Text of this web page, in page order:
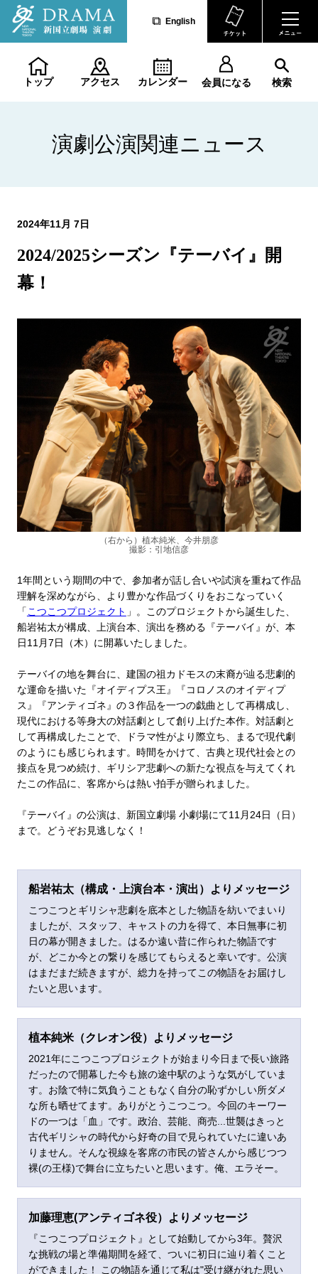
English
トップ アクセス カレンダー 会員になる 検索
演劇公演関連ニュース
2024年11月 7日
2024/2025シーズン『テーバイ』開
幕！
（右から）植本純米、今井朋彦
撮影：引地信彦
1年間という期間の中で、参加者が話し合いや試演を重ねて作品
理解を深めながら、より豊かな作品づくりをおこなっていく
「 こつこつプロジェクト 」。このプロジェクトから誕生した、
船岩祐太が構成、上演台本、演出を務める『テーバイ』が、本
日11月7日（木）に開幕いたしました。
テーバイの地を舞台に、建国の祖カドモスの末裔が辿る悲劇的
な運命を描いた『オイディプス王』『コロノスのオイディプ
ス』『アンティゴネ』 の３作品を一つの戯曲として再構成し、
現代における等身大の対話劇として創り上げた本作。対話劇と
して再構成したことで、ドラマ性がより際立ち、まるで現代劇
のようにも感じられます。時間をかけて、古典と現代社会との
接点を見つめ続け、ギリシア悲劇への新たな視点を与えてくれ
たこの作品に、客席からは熱い拍手が贈られました。
『テーバイ』の公演は、新国立劇場 小劇場にて11月24日（日）
まで。どうぞお見逃しなく！
船岩祐太（構成・上演台本・演出）よりメッセージ
こつこつとギリシャ悲劇を底本とした物語を紡いでまいり
ましたが、スタッフ、キャストの力を得て、本日無事に初
日の幕が開きました。はるか遠い昔に作られた物語です
が、どこか今との繋りを感じてもらえると幸いです。公演
はまだまだ続きますが、総力を持ってこの物語をお届けし
たいと思います。
植本純米（クレオン役）よりメッセージ
2021年にこつこつプロジェクトが始まり今日まで長い旅路
だったので開幕した今も旅の途中駅のような気がしていま
す。お陰で特に気負うこともなく自分の恥ずかしい所ダメ
な所も晒せてます。ありがとうこつこつ。今回のキーワー
ドの一つは「血」です。政治、芸能、商売...世襲はきっと
古代ギリシャの時代から好奇の目で見られていたに違いあ
りません。そんな視線を客席の市民の皆さんから感じつつ
裸(の王様)で舞台に立ちたいと思います。俺、エラそー。
加藤理恵(アンティゴネ役）よりメッセージ
『こつこつプロジェクト』として始動してから3年。贅沢
な挑戦の場と準備期間を経て、ついに初日に辿り着くこと
ができました！ この物語を通じて私は"受け継がれた思い